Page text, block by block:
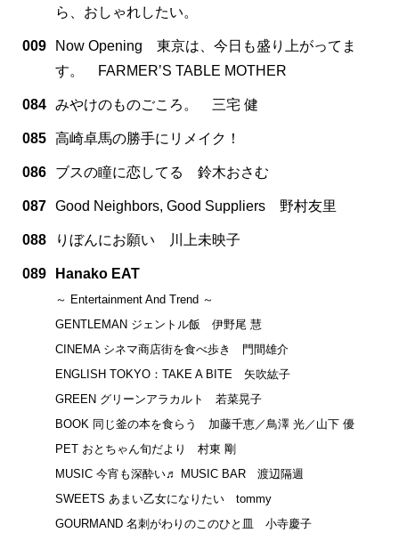
ら、おしゃれしたい。
009
Now Opening 東京は、今日も盛り上がってま
す。 FARMERʼS TABLE MOTHER
084 みやけのものごころ。 三宅 健
085 高崎卓馬の勝手にリメイク！
086 ブスの瞳に恋してる 鈴木おさむ
087 Good Neighbors, Good Suppliers 野村友里
088 りぼんにお願い 川上未映子
089 Hanako EAT
～ Entertainment And Trend ～
GENTLEMAN ジェントル飯 伊野尾 慧
CINEMA シネマ商店街を食べ歩き 門間雄介
ENGLISH TOKYO：TAKE A BITE 矢吹紘子
GREEN グリーンアラカルト 若菜晃子
BOOK 同じ釜の本を食らう 加藤千恵／鳥澤 光／山下 優
PET おとちゃん旬だより 村東 剛
MUSIC 今宵も深酔い♬ MUSIC BAR 渡辺隔週
SWEETS あまい乙女になりたい tommy
GOURMAND 名刺がわりのこのひと皿 小寺慶子